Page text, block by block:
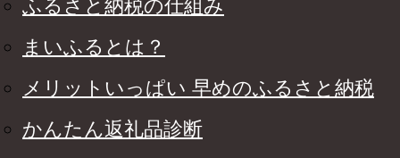
ふるさと納税の仕組み
まいふるとは？
メリットいっぱい 早めのふるさと納税
かんたん返礼品診断